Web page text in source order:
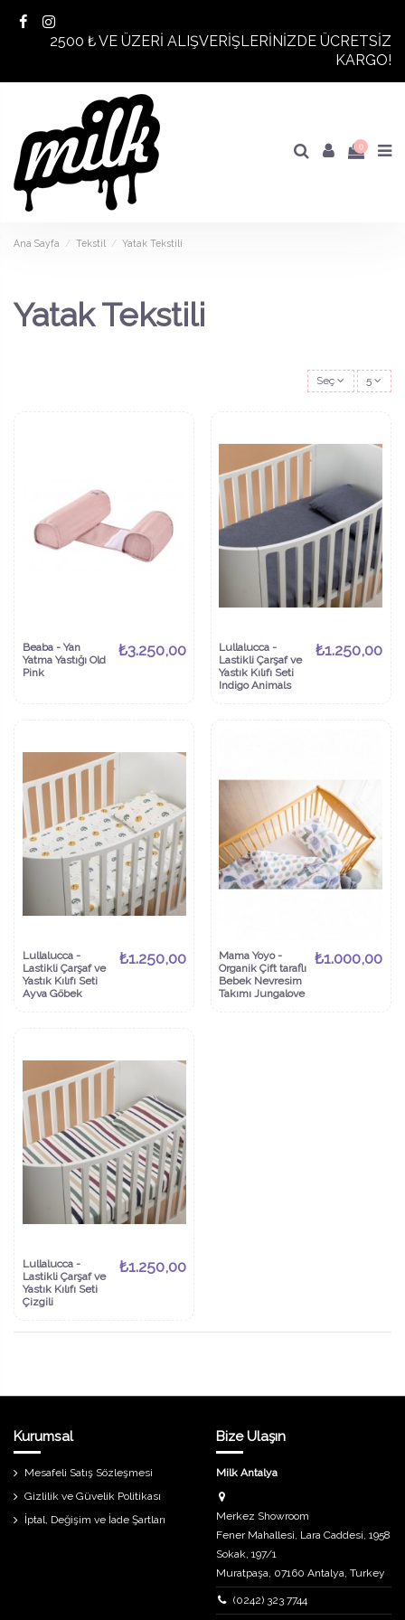
2500 ₺ VE ÜZERİ ALIŞVERİŞLERİNİZDE ÜCRETSİZ
KARGO!
0
Ana Sayfa Tekstil Yatak Tekstili
Yatak Tekstili
Seç 5
Beaba - Yan
Yatma Yastığı Old
Pink
₺3.250,00
Lullalucca -
Lastikli Çarşaf ve
Yastık Kılıfı Seti
Indigo Animals
₺1.250,00
Lullalucca -
Lastikli Çarşaf ve
Yastık Kılıfı Seti
Ayva Göbek
₺1.250,00
Mama Yoyo -
Organik Çift taraflı
Bebek Nevresim
Takımı Jungalove
₺1.000,00
Lullalucca -
Lastikli Çarşaf ve
Yastık Kılıfı Seti
Çizgili
₺1.250,00
Kurumsal
Mesafeli Satış Sözleşmesi
Gizlilik ve Güvelik Politikası
İptal, Değişim ve İade Şartları
Bize Ulaşın
Milk Antalya
Merkez Showroom
Fener Mahallesi, Lara Caddesi, 1958
Sokak, 197/1
Muratpaşa, 07160 Antalya, Turkey
(0242) 323 7744